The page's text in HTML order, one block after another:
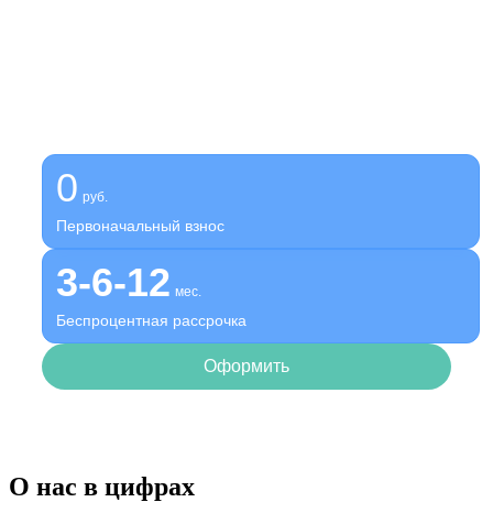
0 руб.
Первоначальный взнос
3-6-12 мес.
Беспроцентная рассрочка
Оформить
О нас в цифрах